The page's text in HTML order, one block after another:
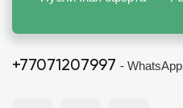
+77071207997 -